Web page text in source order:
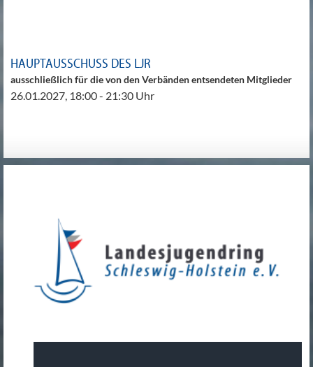
HAUPTAUSSCHUSS DES LJR
ausschließlich für die von den Verbänden entsendeten Mitglieder
26.01.2027, 18:00 - 21:30 Uhr